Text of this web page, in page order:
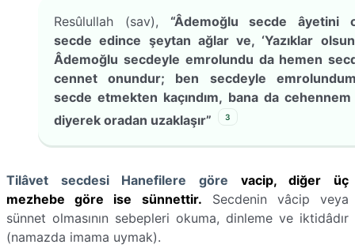
Resûlullah (sav), “Âdemoğlu secde âyetini
secde edince şeytan ağlar ve, ‘Yazıklar
Âdemoğlu secdeyle emrolundu da hemen
cennet onundur; ben secdeyle
secde etmekten kaçındım, bana da cehennem
diyerek oradan uzaklaşır”
3
Tilâvet secdesi Hanefilere göre vacip, diğer üç
mezhebe göre ise sünnettir.
Secdenin vâcip veya
sünnet olmasının sebepleri okuma, dinleme ve iktidâdır
(namazda imama uymak).